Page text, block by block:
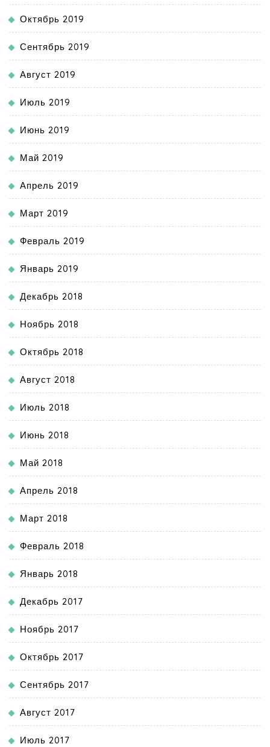
Октябрь 2019
Сентябрь 2019
Август 2019
Июль 2019
Июнь 2019
Май 2019
Апрель 2019
Март 2019
Февраль 2019
Январь 2019
Декабрь 2018
Ноябрь 2018
Октябрь 2018
Август 2018
Июль 2018
Июнь 2018
Май 2018
Апрель 2018
Март 2018
Февраль 2018
Январь 2018
Декабрь 2017
Ноябрь 2017
Октябрь 2017
Сентябрь 2017
Август 2017
Июль 2017